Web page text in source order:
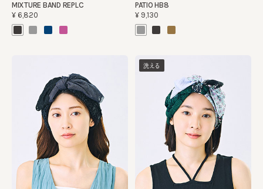
MIXTURE BAND REPLC
¥6,820
PATIO HB8
¥9,130
洗える